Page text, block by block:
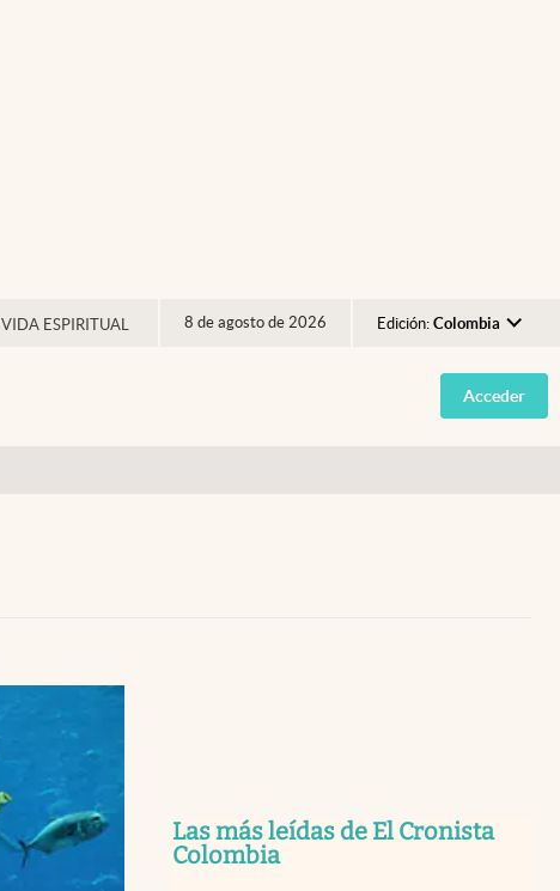
VIDA ESPIRITUAL 8 de agosto de 2026 Edición: Colombia
Argentina
España
Acceder
Las más leídas de El Cronista
Colombia